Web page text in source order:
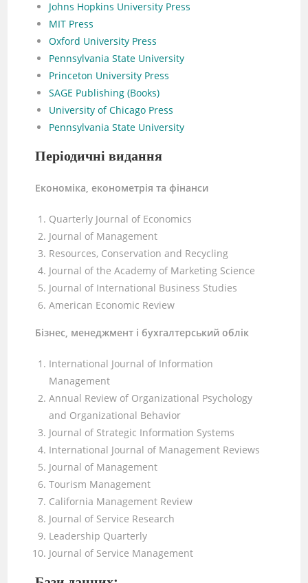
Johns Hopkins University Press
MIT Press
Oxford University Press
Pennsylvania State University
Princeton University Press
SAGE Publishing (Books)
University of Chicago Press
Pennsylvania State University
Періодичні видання
Економіка, економетрія та фінанси
Quarterly Journal of Economics
Journal of Management
Resources, Conservation and Recycling
Journal of the Academy of Marketing Science
Journal of International Business Studies
American Economic Review
Бізнес, менеджмент і бухгалтерський облік
International Journal of Information
Management
Annual Review of Organizational Psychology
and Organizational Behavior
Journal of Strategic Information Systems
International Journal of Management Reviews
Journal of Management
Tourism Management
California Management Review
Journal of Service Research
Leadership Quarterly
Journal of Service Management